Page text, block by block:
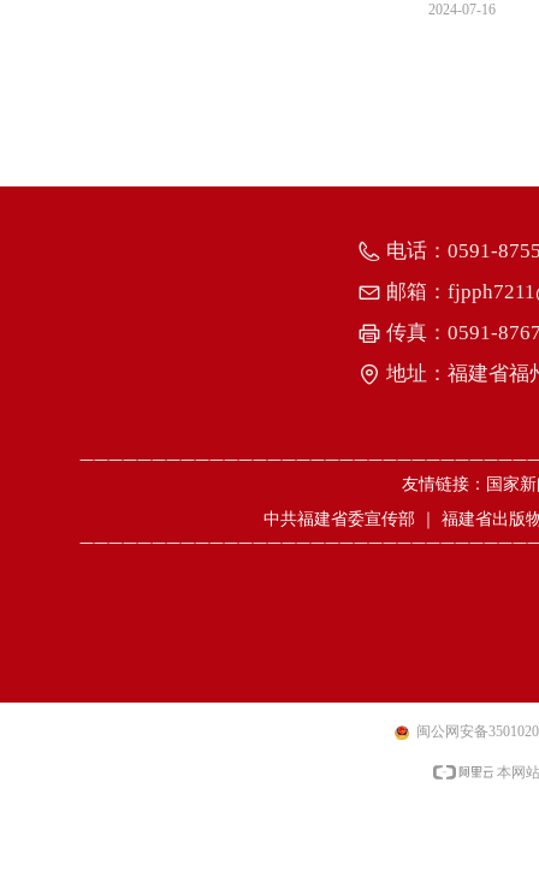
2024-07-16
电话： 0591-
邮箱：
传真： 0591-
地址： 福建省福
友情链接： 国家
中共福建省委宣传部｜ 福建省出版
闽公网安备
本网